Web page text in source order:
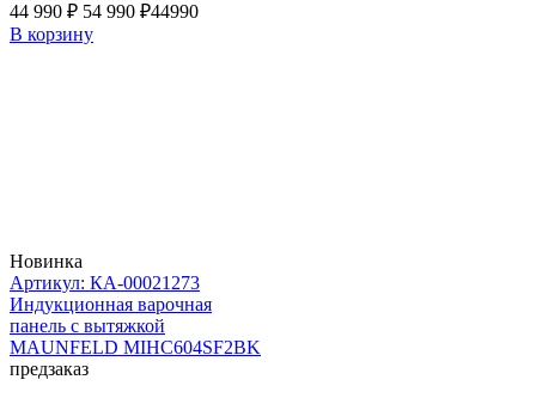
44 990 ₽ 54 990 ₽44990
В корзину
Новинка
Артикул: КА-00021273
Индукционная варочная
панель с вытяжкой
MAUNFELD MIHC604SF2BK
предзаказ